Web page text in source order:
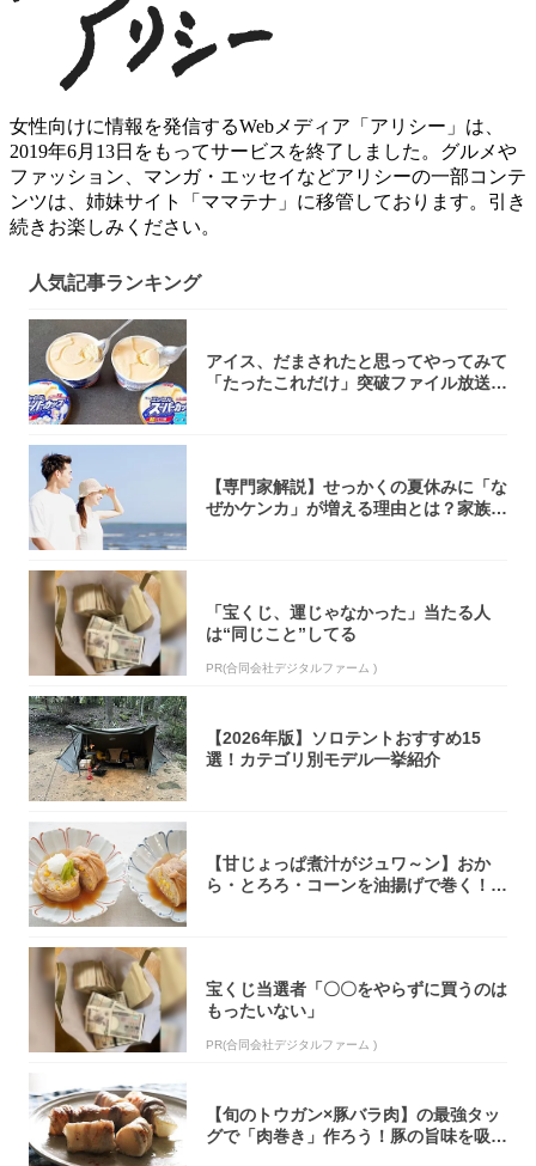
女性向けに情報を発信するWebメディア「アリシー」は、
2019年6月13日をもってサービスを終了しました。グルメや
ファッション、マンガ・エッセイなどアリシーの一部コンテ
ンツは、姉妹サイト「ママテナ」に移管しております。引き
続きお楽しみください。
人気記事ランキング
アイス、だまされたと思ってやってみて
「たったこれだけ」突破ファイル放送で
【専門家解説】せっかくの夏休みに「な
ぜかケンカ」が増える理由とは？家族・
「宝くじ、運じゃなかった」当たる人
は“同じこと”してる
PR(合同会社デジタルファーム )
【2026年版】ソロテントおすすめ15
選！カテゴリ別モデル一挙紹介
【甘じょっぱ煮汁がジュワ～ン】おか
ら・とろろ・コーンを油揚げで巻く！煮
宝くじ当選者「〇〇をやらずに買うのは
もったいない」
PR(合同会社デジタルファーム )
【旬のトウガン×豚バラ肉】の最強タッ
グで「肉巻き」作ろう！豚の旨味を吸い